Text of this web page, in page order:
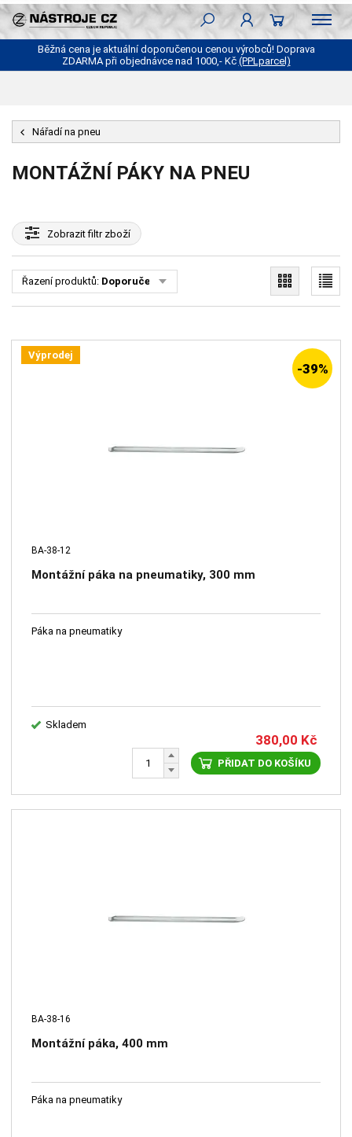
Běžná cena je aktuální doporučenou cenou výrobců! Doprava
ZDARMA při objednávce nad 1000,- Kč (PPLparcel)
Nářadí na pneu
MONTÁŽNÍ PÁKY NA PNEU
Zobrazitfiltr zboží
Řazení produktů: Doporučené
Výprodej
-39%
BA-38-12
Montážní páka na pneumatiky, 300 mm
Páka na pneumatiky
Skladem
380,00 Kč
PŘIDAT DO KOŠÍKU
BA-38-16
Montážní páka, 400 mm
Páka na pneumatiky